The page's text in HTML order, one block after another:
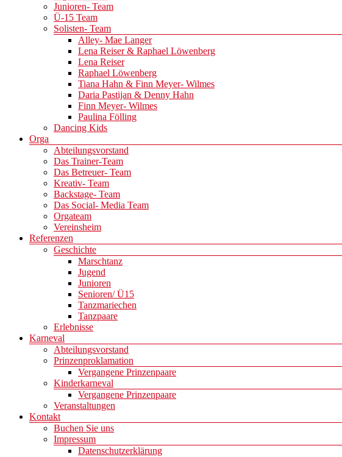
Junioren- Team
Ü-15 Team
Solisten- Team
Alley- Mae Langer
Lena Reiser & Raphael Löwenberg
Lena Reiser
Raphael Löwenberg
Tiana Hahn & Finn Meyer- Wilmes
Daria Pastijan & Denny Hahn
Finn Meyer- Wilmes
Paulina Fölling
Dancing Kids
Orga
Abteilungsvorstand
Das Trainer-Team
Das Betreuer- Team
Kreativ- Team
Backstage- Team
Das Social- Media Team
Orgateam
Vereinsheim
Referenzen
Geschichte
Marschtanz
Jugend
Junioren
Senioren/ Ü15
Tanzmariechen
Tanzpaare
Erlebnisse
Karneval
Abteilungsvorstand
Prinzenproklamation
Vergangene Prinzenpaare
Kinderkarneval
Vergangene Prinzenpaare
Veranstaltungen
Kontakt
Buchen Sie uns
Impressum
Datenschutzerklärung